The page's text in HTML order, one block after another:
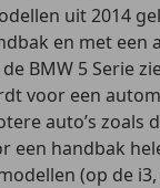
uit 2014
en met een
de BMW 5 Serie
voor een
auto’s zoals
een handbak
(op de i3,